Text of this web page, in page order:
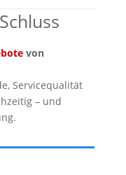
von
Servicequalität
– und